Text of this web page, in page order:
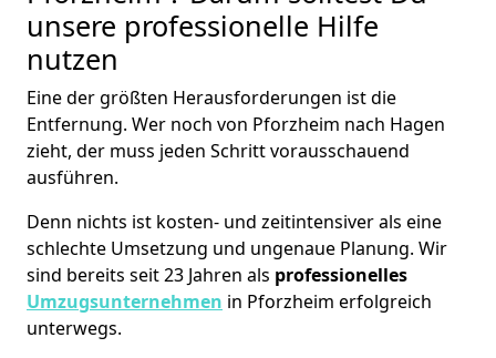
unsere professionelle Hilfe
nutzen
Eine der größten Herausforderungen ist die
Entfernung. Wer noch von Pforzheim nach Hagen
zieht, der muss jeden Schritt vorausschauend
ausführen.
Denn nichts ist kosten- und zeitintensiver als eine
schlechte Umsetzung und ungenaue Planung. Wir
sind bereits seit 23 Jahren als professionelles
Umzugsunternehmen in Pforzheim erfolgreich
unterwegs.